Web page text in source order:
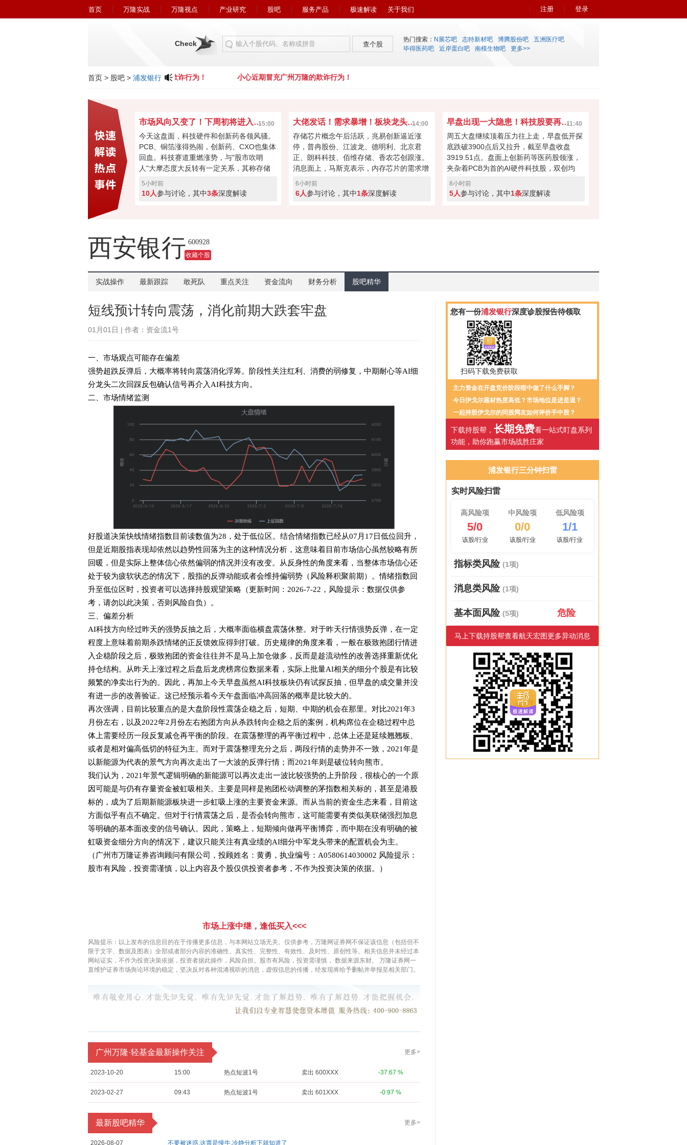
注册 登录
首页 万隆实战 万隆视点 产业研究 股吧 服务产品 极速解读 关于我们
Check 查个股
热门搜索： N展芯吧 志特新材吧 博腾股份吧
五洲医疗吧
毕得医药吧
近岸蛋白吧 南模生物吧 更多>>
首页 > 股吧 > 浦发银行
小心近期冒充广州万隆的欺诈行为！ 小心近期冒充广州万隆的欺诈行为！
市场风向又变了！下周初将进入关键窗口？15:00
今天这盘面，科技硬件和创新药各领风骚。
PCB、铜箔涨得热闹，创新药、CXO也集体
回血。科技赛道重燃涨势，与"股市吹哨
人"大摩态度大反转有一定关系，其称存储
最悲观过去，市场焦点要转向资本回馈，回
购、现金流或将成新催化。经过本周的连续
5小时前
10人参与讨论，其中3条深度解读
大佬发话！需求暴增！板块龙头冲击涨停？14:00
存储芯片概念午后活跃，兆易创新逼近涨
停，普冉股份、江波龙、德明利、北京君
正、朗科科技、佰维存储、香农芯创跟涨。
消息面上，马斯克表示，内存芯片的需求增
长速度远远超过了供应增速。马斯克对存储
芯片的需求状况具备很强的发言权，因为特
6小时前
6人参与讨论，其中1条深度解读
早盘出现一大隐患！科技股要再次吸干大盘？11:40
周五大盘继续顶着压力往上走，早盘低开探
底跌破3900点后又拉升，截至早盘收盘
3919.51点。盘面上创新药等医药股领涨，
夹杂着PCB为首的AI硬件科技股，双创均
涨。科技股本次反弹力度不小，但早盘成交
缩量700多亿，如此下去会不会无法撑起大
8小时前
5人参与讨论，其中1条深度解读
西安银行 600928
收藏个股
实战操作 最新跟踪 敢死队 重点关注 资金流向 财务分析 股吧精华
短线预计转向震荡，消化前期大跌套牢盘
01月01日 | 作者：资金流1号
一、市场观点可能存在偏差
强势超跌反弹后，大概率将转向震荡消化浮筹。阶段性关注红利、消费的弱修复，中期耐心等AI细
分龙头二次回踩反包确认信号再介入AI科技方向。
二、市场情绪监测
好股道决策快线情绪指数目前读数值为28，处于低位区。结合情绪指数已经从07月17日低位回升，
但是近期股指表现却依然以趋势性回落为主的这种情况分析，这意味着目前市场信心虽然较略有所
回暖，但是实际上整体信心依然偏弱的情况并没有改变。从反身性的角度来看，当整体市场信心还
处于较为疲软状态的情况下，股指的反弹动能或者会维持偏弱势（风险释积聚前期）。情绪指数回
升至低位区时，投资者可以选择持股观望策略（更新时间：2026-7-22，风险提示：数据仅供参
考，请勿以此决策，否则风险自负）。
三、偏差分析
AI科技方向经过昨天的强势反抽之后，大概率面临横盘震荡休整。对于昨天行情强势反弹，在一定
程度上意味着前期杀跌情绪的正反馈效应得到打破。历史规律的角度来看，一般在极致抱团行情进
入企稳阶段之后，极致抱团的资金往往并不是马上加仓做多，反而是趁流动性的改善选择重新优化
持仓结构。从昨天上涨过程之后盘后龙虎榜席位数据来看，实际上批量AI相关的细分个股是有比较
频繁的净卖出行为的。因此，再加上今天早盘虽然AI科技板块仍有试探反抽，但早盘的成交量并没
有进一步的改善验证。这已经预示着今天午盘面临冲高回落的概率是比较大的。
再次强调，目前比较重点的是大盘阶段性震荡企稳之后，短期、中期的机会在那里。对比2021年3
月份左右，以及2022年2月份左右抱团方向从杀跌转向企稳之后的案例，机构席位在企稳过程中总
体上需要经历一段反复减仓再平衡的阶段。在震荡整理的再平衡过程中，总体上还是延续翘翘板、
或者是相对偏高低切的特征为主。而对于震荡整理充分之后，两段行情的走势并不一致，2021年是
以新能源为代表的景气方向再次走出了一大波的反弹行情；而2021年则是破位转向熊市。
我们认为，2021年景气逻辑明确的新能源可以再次走出一波比较强势的上升阶段，很核心的一个原
因可能是与仍有存量资金被虹吸相关。主要是同样是抱团松动调整的茅指数相关标的，甚至是港股
标的，成为了后期新能源板块进一步虹吸上涨的主要资金来源。而从当前的资金生态来看，目前这
方面似乎有点不确定。但对于行情震荡之后，是否会转向熊市，这可能需要有类似美联储强烈加息
等明确的基本面改变的信号确认。因此，策略上，短期倾向做再平衡博弈，而中期在没有明确的被
虹吸资金细分方向的情况下，建议只能关注有真业绩的AI细分中军龙头带来的配置机会为主。
（广州市万隆证券咨询顾问有限公司，投顾姓名：黄勇，执业编号：A0580614030002 风险提示：
股市有风险，投资需谨慎，以上内容及个股仅供投资者参考，不作为投资决策的依据。）
市场上涨中继，逢低买入<<<
风险提示：以上发布的信息目的在于传播更多信息，与本网站立场无关。仅供参考，万隆网证券网不保证该信息（包括但不
限于文字、数据及图表）全部或者部分内容的准确性、真实性、完整性、有效性、及时性、原创性等。相关信息并未经过本
网站证实，不作为投资决策依据，投资者据此操作，风险自担。股市有风险，投资需谨慎， 数据来源东财。
万隆证券网一
直维护证券市场舆论环境的稳定，坚决反对各种混淆视听的消息，虚假信息的传播，经发现将给予删帖并举报至相关部门。
更多>
广州万隆·轻基金最新操作关注
2023-10-20 15:00 热点短波1号 卖出 600XXX -37.67 %
2023-02-27 09:43 热点短波1号 卖出 601XXX -0.97 %
更多>
最新股吧精华
2026-08-07 不要被迷惑,这票是慢牛,冷静分析下就知道了
您有一份浦发银行深度诊股报告待领取
扫码下载免费获取
主力资金在开盘竞价阶段暗中做了什么手脚？
今日伊戈尔题材热度高低？市场地位是进是退？
一起持股伊戈尔的同股网友如何评价手中股？
下载持股帮， 长期免费看一站式盯盘系列
功能，助你跑赢市场战胜庄家
浦发银行三分钟扫雷
实时风险扫雷
高风险项
5/0
该股/行业
中风险项
0/0
该股/行业
低风险项
1/1
该股/行业
指标类风险 (1项)
消息类风险 (1项)
基本面风险 (5项) 危险
马上下载持股帮查看航天宏图更多异动消息